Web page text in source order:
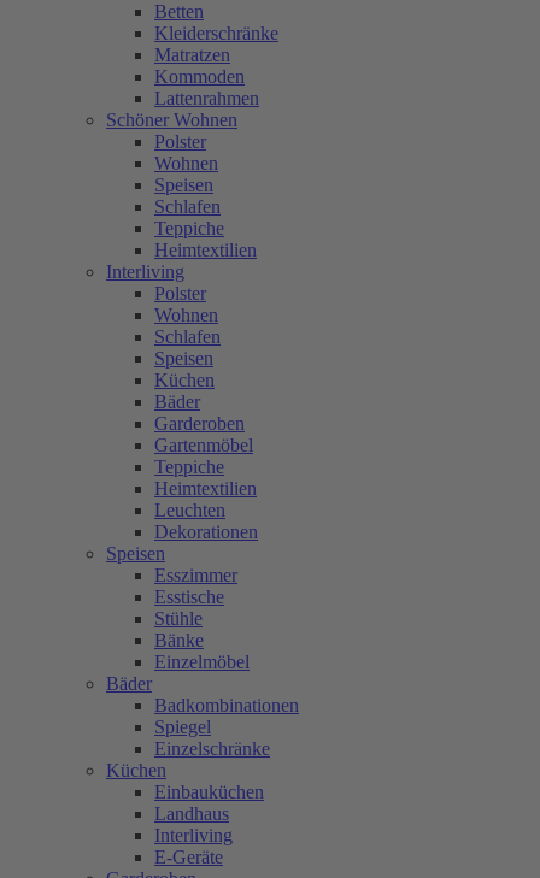
Betten
Kleiderschränke
Matratzen
Kommoden
Lattenrahmen
Schöner Wohnen
Polster
Wohnen
Speisen
Schlafen
Teppiche
Heimtextilien
Interliving
Polster
Wohnen
Schlafen
Speisen
Küchen
Bäder
Garderoben
Gartenmöbel
Teppiche
Heimtextilien
Leuchten
Dekorationen
Speisen
Esszimmer
Esstische
Stühle
Bänke
Einzelmöbel
Bäder
Badkombinationen
Spiegel
Einzelschränke
Küchen
Einbauküchen
Landhaus
Interliving
E-Geräte